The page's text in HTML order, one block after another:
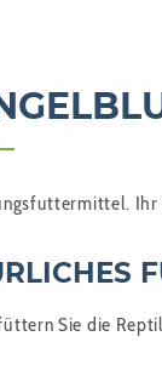
Sie die